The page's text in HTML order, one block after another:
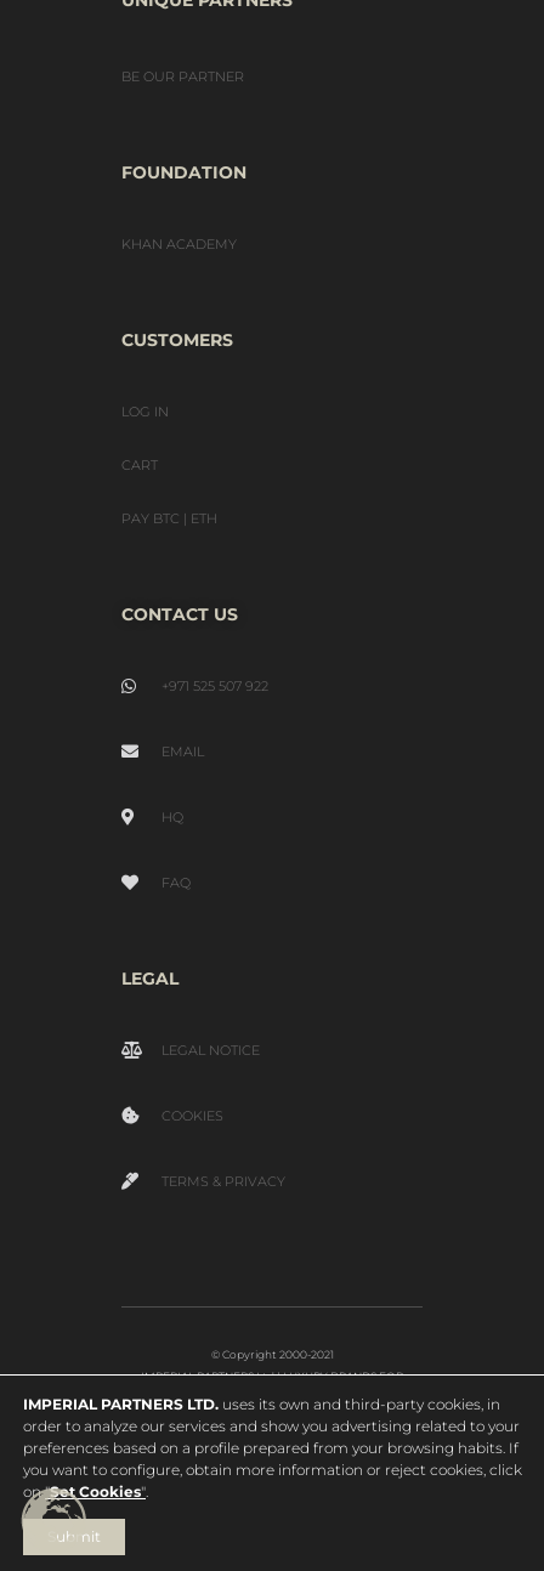
BE OUR PARTNER
FOUNDATION
KHAN ACADEMY
CUSTOMERS
LOG IN
CART
PAY BTC | ETH
CONTACT US
+971 525 507 922
EMAIL
HQ
FAQ
LEGAL
LEGAL NOTICE
COOKIES
TERMS & PRIVACY
© Copyright 2000-2021
IMPERIAL PARTNERS Ltd | LUXURY BRANDS FOR
EDUCATION
IMPERIAL PARTNERS LTD. uses its own and third-party cookies, in
order to analyze our services and show you advertising related to your
preferences based on a profile prepared from your browsing habits. If
you want to configure, obtain more information or reject cookies, click
on"Set Cookies".
Submit